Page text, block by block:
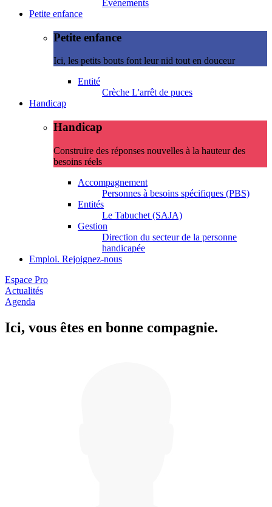
Evénements
Petite enfance
Petite enfance
Ici, les petits bouts font leur nid tout en douceur
Entité
Crèche L'arrêt de puces
Handicap
Handicap
Construire des réponses nouvelles à la hauteur des
besoins réels
Accompagnement
Personnes à besoins spécifiques (PBS)
Entités
Le Tabuchet (SAJA)
Gestion
Direction du secteur de la personne
handicapée
Emploi. Rejoignez-nous
Espace Pro
Actualités
Agenda
Ici, vous êtes en bonne compagnie.